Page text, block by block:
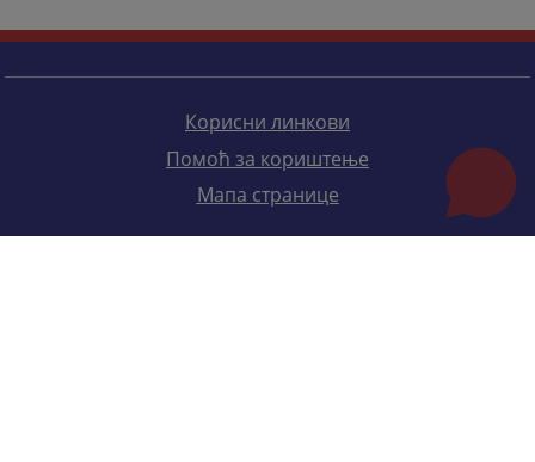
Корисни линкови
Помоћ за кориштење
Мапа странице